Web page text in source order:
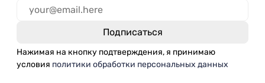
Нажимая на кнопку подтверждения, я принимаю
условия политики обработки персональных данных